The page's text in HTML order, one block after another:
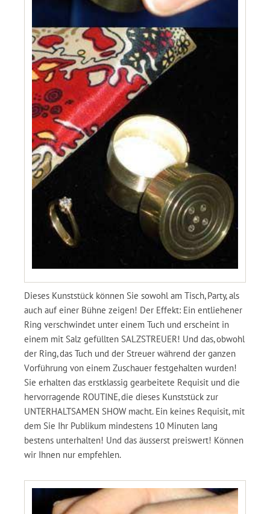
Dieses Kunststück können Sie sowohl am Tisch, Party, als
auch auf einer Bühne zeigen! Der Effekt: Ein entliehener
Ring verschwindet unter einem Tuch und erscheint in
einem mit Salz gefüllten SALZSTREUER! Und das, obwohl
der Ring, das Tuch und der Streuer während der ganzen
Vorführung von einem Zuschauer festgehalten wurden!
Sie erhalten das erstklassig gearbeitete Requisit und die
hervorragende ROUTINE, die dieses Kunststück zur
UNTERHALTSAMEN SHOW macht. Ein keines Requisit, mit
dem Sie Ihr Publikum mindestens 10 Minuten lang
bestens unterhalten! Und das äusserst preiswert! Können
wir Ihnen nur empfehlen.